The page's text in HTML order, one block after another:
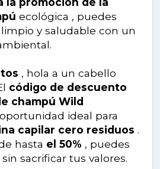
ecológica , puedes
y saludable con un
, hola a un cabello
código de descuento
champú Wild
ideal para
capilar cero residuos .
hasta el 50% , puedes
sacrificar tus valores.